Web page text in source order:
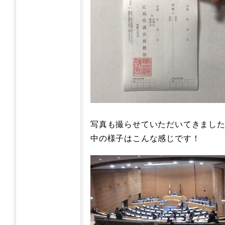
写真も撮らせていただいてきまし
中の様子はこんな感じです！